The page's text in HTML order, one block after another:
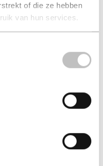
of die ze hebben
van hun services.
Diversiteitscompetentie